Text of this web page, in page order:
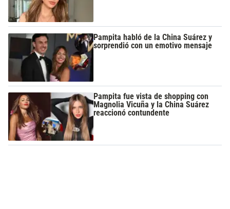
Pampita habló de la China Suárez y
sorprendió con un emotivo mensaje
Pampita fue vista de shopping con
Magnolia Vicuña y la China Suárez
reaccionó contundente